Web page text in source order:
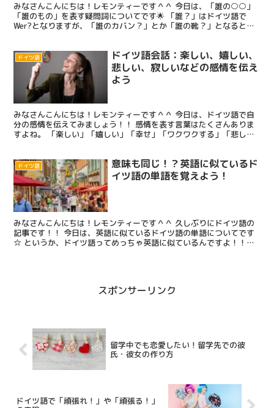
みなさんこんにちは！レモンティーです＾＾ 今日は、「誰の○○」
「誰のもの」を表す疑問詞についてです🌟 「誰？」はドイツ語で
Wer?となりますが、「誰のカバン？」とか「誰の靴？」となると少
ドイツ語
ドイツ語会話：楽しい、嬉しい、
悲しい、寂しいなどの感情を伝え
よう
みなさんこんにちは！レモンティーです＾＾ 今日は、ドイツ語で自
分の感情を伝えてみましょう！！ 感情を表す言葉はたくさんありま
すよね。 「楽しい」「嬉しい」「幸せ」「ワクワクする」「悲し
ドイツ語
意味も同じ！？英語に似ているド
イツ語の単語を覚えよう！
みなさんこんにちは！レモンティーです＾＾ 久しぶりにドイツ語の
記事です！！ 今日は、英語に似ているドイツ語の単語についてです
☆ というか、ドイツ語ってめっちゃ英語に似ているんですよ！！！
スポンサーリンク
留学中でも恋愛したい！留学先での彼
氏・彼女の作り方
ドイツ語で「頑張れ！」や「頑張る！」